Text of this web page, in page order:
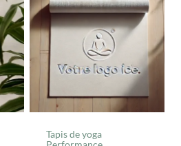
213,62€.
Tapis de yoga